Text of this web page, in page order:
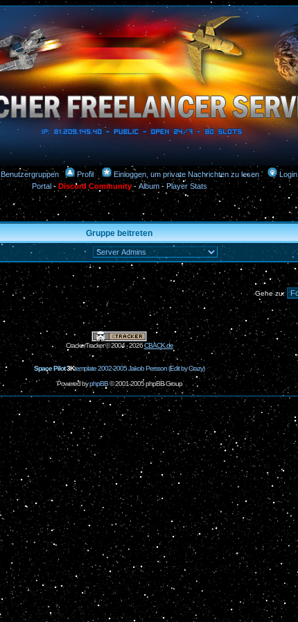
Benutzergruppen Profil Einloggen, um private Nachrichten zu lesen Login
Portal-Discord Community- Album- Player Stats
Gruppe beitreten
Gehe zu:
CrackerTracker © 2004 - 2026CBACK.de
Space Pilot3Ktemplate 2002-2005 Jakob Persson (Edit by Crazy)
Powered byphpBB© 2001-2005 phpBB Group